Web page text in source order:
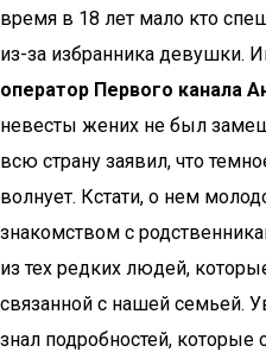
время в 18 лет мало кто
из-за избранника девушки.
оператор Первого канала
невесты жених не был
всю страну заявил, что
волнует. Кстати, о нем
знакомством с
из тех редких людей,
связанной с нашей семьей.
знал подробностей,